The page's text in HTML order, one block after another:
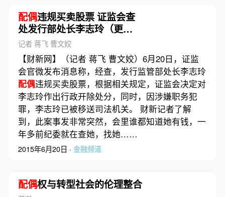
配偶违规买卖股票 证监会查
处发行部处长李志玲（更
新）
记者 蒋飞 曹文姣
【财新网】（记者 蒋飞 曹文姣）6月20日，证监
会官微发布消息称，经查，发行监管部处长李志玲
配偶违规买卖股票，根据相关规定，证监会决定对
李志玲作出行政开除处分，同时，因涉嫌职务犯
罪，李志玲已被移送司法机关。 财新记者了解
到，此案事发非常突然，会里谁都知道她有钱，一
年多前纪委就在查她，找她……
2015年6月20日 · 金融频道
配偶权与转型社会的伦理整合